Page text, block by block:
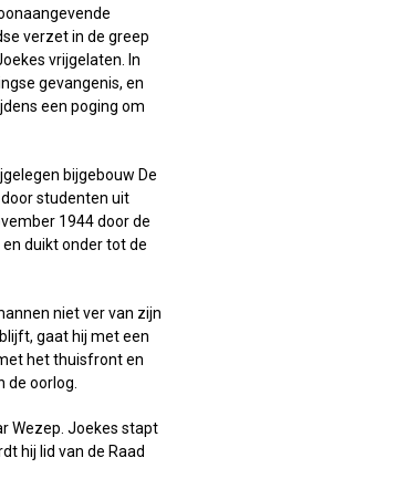
verzet in de greep
vrijgelaten. In
gevangenis, en
een poging om
bijgebouw De
studenten uit
1944 door de
duikt onder tot de
niet ver van zijn
gaat hij met een
het thuisfront en
de oorlog.
Wezep. Joekes stapt
hij lid van de Raad